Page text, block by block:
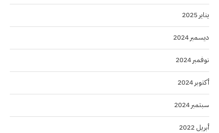
يناير 2025
ديسمبر 2024
نوفمبر 2024
أكتوبر 2024
سبتمبر 2024
أبريل 2022